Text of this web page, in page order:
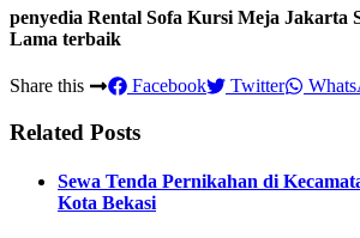
penyedia Rental Sofa Kursi Meja Jakarta
Lama terbaik
Share this Facebook Twitter
Related Posts
Sewa Tenda Pernikahan di
Kota Bekasi